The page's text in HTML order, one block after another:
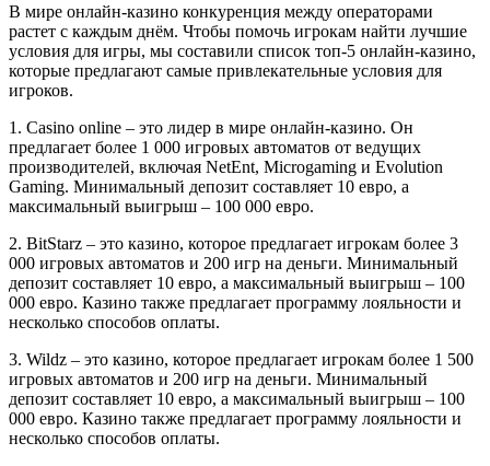
В мире онлайн-казино конкуренция между операторами
растет с каждым днём. Чтобы помочь игрокам найти лучшие
условия для игры, мы составили список топ-5 онлайн-казино,
которые предлагают самые привлекательные условия для
игроков.
1. Casino online – это лидер в мире онлайн-казино. Он
предлагает более 1 000 игровых автоматов от ведущих
производителей, включая NetEnt, Microgaming и Evolution
Gaming. Минимальный депозит составляет 10 евро, а
максимальный выигрыш – 100 000 евро.
2. BitStarz – это казино, которое предлагает игрокам более 3
000 игровых автоматов и 200 игр на деньги. Минимальный
депозит составляет 10 евро, а максимальный выигрыш – 100
000 евро. Казино также предлагает программу лояльности и
несколько способов оплаты.
3. Wildz – это казино, которое предлагает игрокам более 1 500
игровых автоматов и 200 игр на деньги. Минимальный
депозит составляет 10 евро, а максимальный выигрыш – 100
000 евро. Казино также предлагает программу лояльности и
несколько способов оплаты.